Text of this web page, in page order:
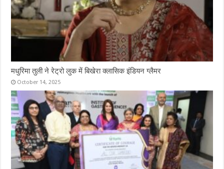
मधुरिमा तुली ने रेट्रो लुक में बिखेरा क्लासिक इंडियन ग्लैमर
October 14, 2025